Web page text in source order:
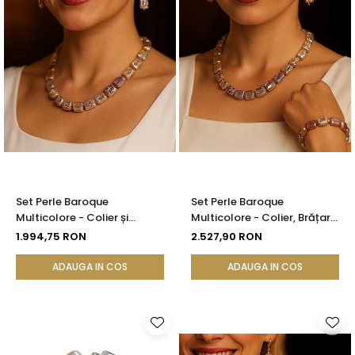
Set Perle Baroque
Multicolore - Colier și
Cercei, Aur Galben 14K |
1.994,75 RON
ADAUGA IN COS
Set Perle Baroque
Multicolore - Colier, Brățară
și Cercei, Aur Galben 14K |
2.527,90 RON
ADAUGA IN COS